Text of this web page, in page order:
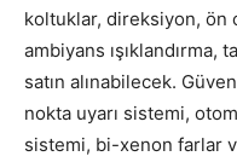
koltuklar, direksiyon, ön
ambiyans ışıklandırma,
satın alınabilecek.
nokta uyarı sistemi,
sistemi, bi-xenon farlar